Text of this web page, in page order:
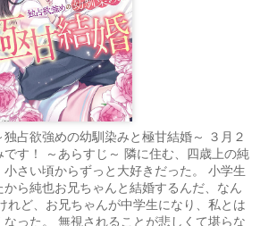
独占欲強めの幼馴染みと極甘結婚～ ３月２
です！ ～あらすじ～ 隣に住む、四歳上の純
さい頃からずっと大好きだった。 小学生
ら純也お兄ちゃんと結婚するんだ、なん
れど、お兄ちゃんが中学生になり、私とは
った。 無視されることが悲しくて堪らな